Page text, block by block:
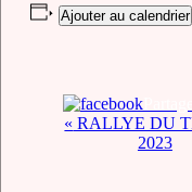
Ajouter au calendrier
Navigation
« RALLYE DU
2023